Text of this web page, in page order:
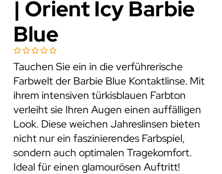
| Orient Icy Barbie
Blue
Tauchen Sie ein in die verführerische
Farbwelt der Barbie Blue Kontaktlinse. Mit
ihrem intensiven türkisblauen Farbton
verleiht sie Ihren Augen einen auffälligen
Look. Diese weichen Jahreslinsen bieten
nicht nur ein faszinierendes Farbspiel,
sondern auch optimalen Tragekomfort.
Ideal für einen glamourösen Auftritt!